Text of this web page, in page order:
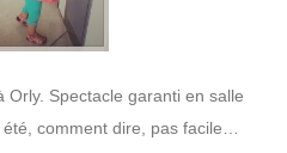
Orly. Spectacle garanti en salle
comment dire, pas facile…